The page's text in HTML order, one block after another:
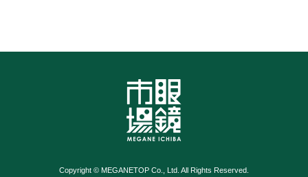
Copyright © MEGANETOP Co., Ltd. All Rights Reserved.